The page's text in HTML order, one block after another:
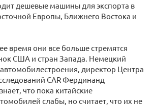
дешевые машины для экспорта в
Европы, Ближнего Востока и
время они все больше стремятся
США и стран Запада. Немецкий
директор Центра
CAR Фердинанд
что пока китайские
слабы, но считает, что их не